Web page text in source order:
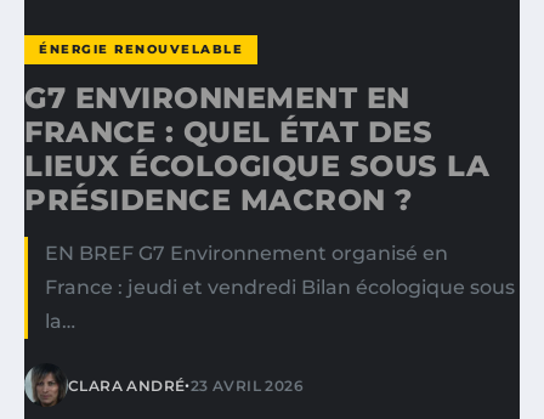
ÉNERGIE RENOUVELABLE
G7 ENVIRONNEMENT EN
FRANCE : QUEL ÉTAT DES
LIEUX ÉCOLOGIQUE SOUS LA
PRÉSIDENCE MACRON ?
EN BREF G7 Environnement organisé en
France : jeudi et vendredi Bilan écologique sous
la…
CLARA ANDRÉ•23 AVRIL 2026